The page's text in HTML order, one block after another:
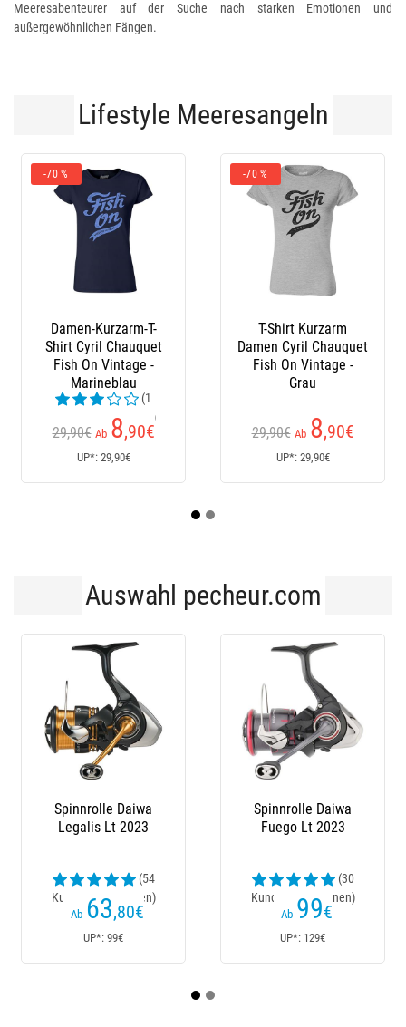
Meeresabenteurer auf der Suche nach starken Emotionen und
außergewöhnlichen Fängen.
Lifestyle Meeresangeln
Damen-Kurzarm-T-
Cyril Chauquet
Fish On Vintage -
Marineblau
(1
Ab 8,90€
UP*: 29,90€
T-Shirt Kurzarm
Damen Cyril Chauquet
Fish On Vintage -
Ab 8,90€
UP*: 29,90€
Auswahl pecheur.com
Spinnrolle Daiwa
Legalis Lt 2023
(54
Kundenrezensionen)
63 ,80 €
Spinnrolle Daiwa
Fuego Lt 2023
(30
Kundenrezensionen)
99 €